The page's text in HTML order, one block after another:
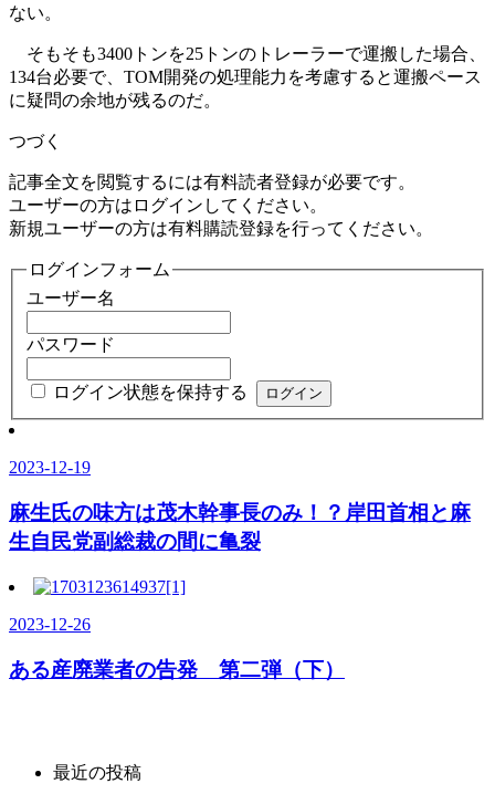
ない。
そもそも3400トンを25トンのトレーラーで運搬した場合、
134台必要で、TOM開発の処理能力を考慮すると運搬ペース
に疑問の余地が残るのだ。
つづく
記事全文を閲覧するには有料読者登録が必要です。
ユーザーの方はログインしてください。
新規ユーザーの方は有料購読登録を行ってください。
ログインフォーム
ユーザー名
パスワード
ログイン状態を保持する
2023-12-19
麻生氏の味方は茂木幹事長のみ！？岸田首相と麻
生自民党副総裁の間に亀裂
2023-12-26
ある産廃業者の告発 第二弾（下）
最近の投稿